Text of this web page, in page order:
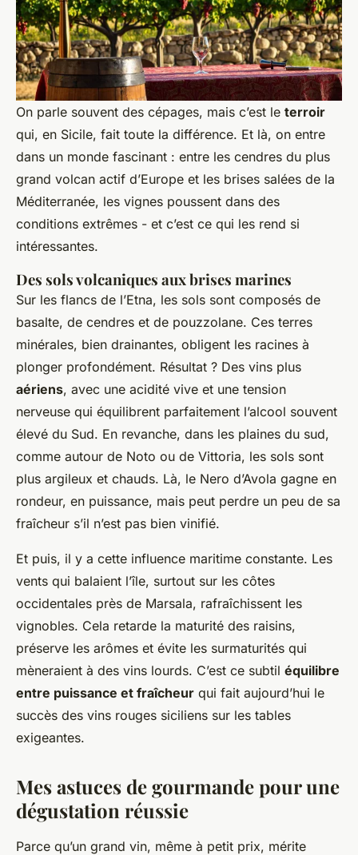
On parle souvent des cépages, mais c’est le terroir
qui, en Sicile, fait toute la différence. Et là, on entre
dans un monde fascinant : entre les cendres du plus
grand volcan actif d’Europe et les brises salées de la
Méditerranée, les vignes poussent dans des
conditions extrêmes - et c’est ce qui les rend si
intéressantes.
Des sols volcaniques aux brises marines
Sur les flancs de l’Etna, les sols sont composés de
basalte, de cendres et de pouzzolane. Ces terres
minérales, bien drainantes, obligent les racines à
plonger profondément. Résultat ? Des vins plus
aériens, avec une acidité vive et une tension
nerveuse qui équilibrent parfaitement l’alcool souvent
élevé du Sud. En revanche, dans les plaines du sud,
comme autour de Noto ou de Vittoria, les sols sont
plus argileux et chauds. Là, le Nero d’Avola gagne en
rondeur, en puissance, mais peut perdre un peu de sa
fraîcheur s’il n’est pas bien vinifié.
Et puis, il y a cette influence maritime constante. Les
vents qui balaient l’île, surtout sur les côtes
occidentales près de Marsala, rafraîchissent les
vignobles. Cela retarde la maturité des raisins,
préserve les arômes et évite les surmaturités qui
mèneraient à des vins lourds. C’est ce subtil équilibre
entre puissance et fraîcheur qui fait aujourd’hui le
succès des vins rouges siciliens sur les tables
exigeantes.
Mes astuces de gourmande pour une
dégustation réussie
Parce qu’un grand vin, même à petit prix, mérite